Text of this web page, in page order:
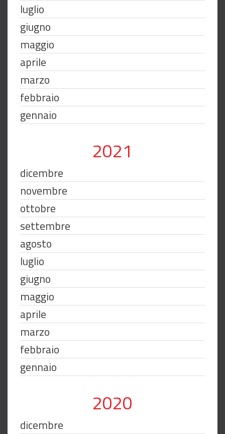
luglio
giugno
maggio
aprile
marzo
febbraio
gennaio
2021
dicembre
novembre
ottobre
settembre
agosto
luglio
giugno
maggio
aprile
marzo
febbraio
gennaio
2020
dicembre